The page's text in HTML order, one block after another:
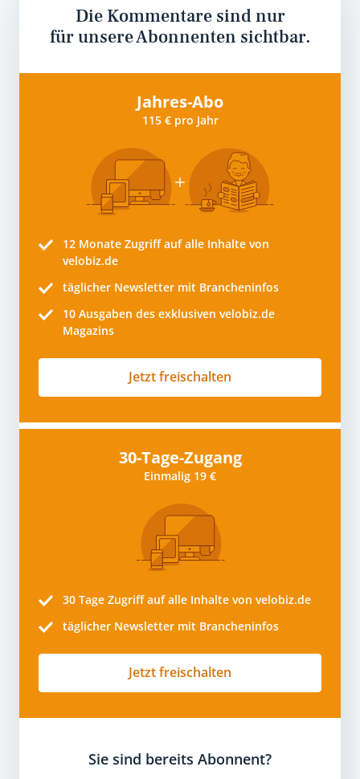
Die Kommentare sind nur
für unsere Abonnenten sichtbar.
Jahres-Abo
115 € pro Jahr
12 Monate Zugriff auf alle Inhalte von
velobiz.de
täglicher Newsletter mit Brancheninfos
10 Ausgaben des exklusiven velobiz.de
Magazins
Jetzt freischalten
30-Tage-Zugang
Einmalig 19 €
30 Tage Zugriff auf alle Inhalte von velobiz.de
täglicher Newsletter mit Brancheninfos
Jetzt freischalten
Sie sind bereits Abonnent?